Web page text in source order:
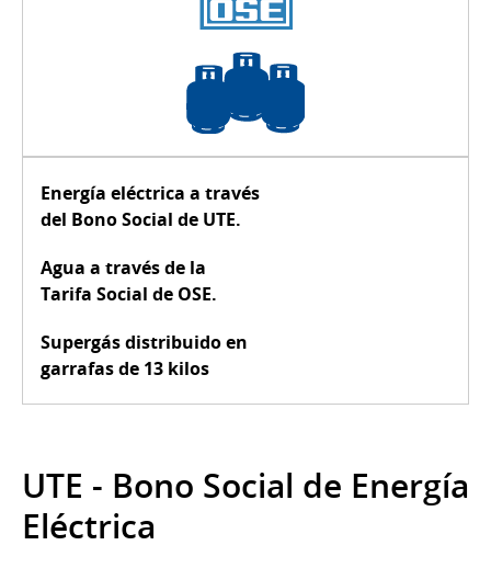
Energía eléctrica a través
del Bono Social de UTE.
Agua a través de la
Tarifa Social de OSE.
Supergás distribuido en
garrafas de 13 kilos
UTE - Bono Social de Energía
Eléctrica